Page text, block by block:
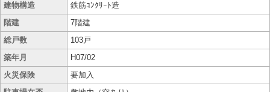
建物構造
鉄筋ｺﾝｸﾘｰﾄ造
階建
7階建
総戸数
103戸
築年月
H07/02
火災保険
要加入